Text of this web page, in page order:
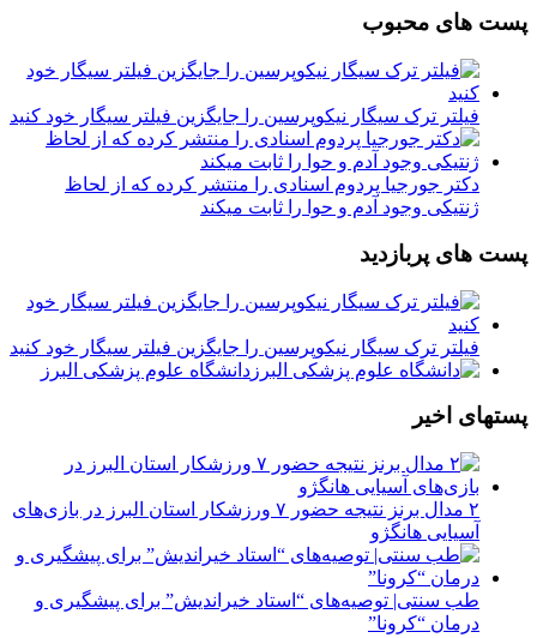
پست های محبوب
فیلتر ترک سیگار نیکوپرسین را جایگزین فیلتر سیگار خود کنید
دکتر جورجیا پردوم اسنادی را منتشر کرده که از لحاظ
ژنتیکی وجود آدم و حوا را ثابت میکند
پست های پربازدید
فیلتر ترک سیگار نیکوپرسین را جایگزین فیلتر سیگار خود کنید
دانشگاه علوم پزشکی البرز
پستهای اخیر
۲ مدال برنز نتیجه حضور ۷ ورزشکار استان البرز در بازی‌های
آسیایی هانگژو
طب سنتی| توصیه‌‌های “استاد خیراندیش” برای پیشگیری و
درمان “کرونا”